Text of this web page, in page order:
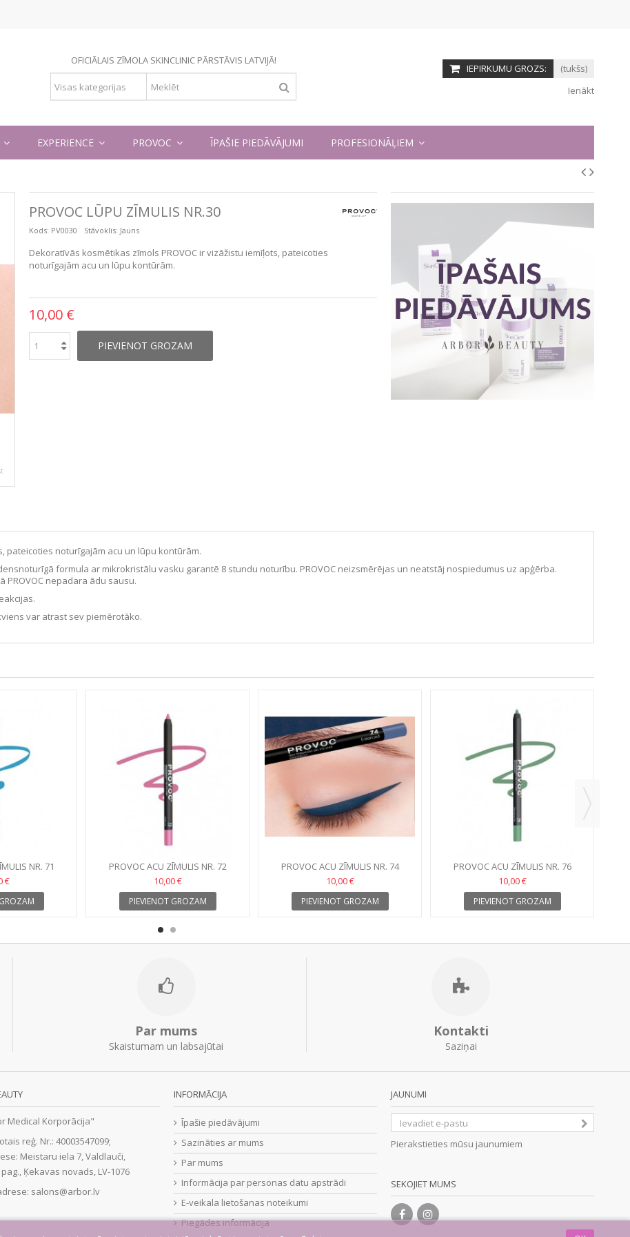
OFICIĀLAIS ZĪMOLA SKINCLINIC PĀRSTĀVIS LATVIJĀ!
IEPIRKUMU GROZS:
(tukšs)
Ienākt
EXPERIENCE PROVOC ĪPAŠIE PIEDĀVĀJUMI PROFESIONĀĻIEM
PROVOC LŪPU ZĪMULIS NR.30
Kods: PV0030 Stāvoklis: Jauns
Dekoratīvās kosmētikas zīmols PROVOC ir vizāžistu iemīļots, pateicoties
noturīgajām acu un lūpu kontūrām.
10,00 €
PIEVIENOT GROZAM
pateicoties noturīgajām acu un lūpu kontūrām.
formula ar mikrokristālu vasku garantē 8 stundu noturību. PROVOC neizsmērējas un neatstāj nospiedumus uz apģērba.
nepadara ādu sausu.
var atrast sev piemērotāko.
NR. 71
€
PROVOC ACU ZĪMULIS NR. 72
10,00 €
PIEVIENOT GROZAM
PROVOC ACU ZĪMULIS NR. 74
10,00 €
PIEVIENOT GROZAM
PROVOC ACU ZĪMULIS NR. 76
10,00 €
PIEVIENOT GROZAM
Par mums
Skaistumam un labsajūtai
Kontakti
Saziņai
Medical Korporācija"
reģ. Nr.: 40003547099;
Meistaru iela 7, Valdlauči,
Ķekavas novads, LV-1076
salons@arbor.lv
INFORMĀCIJA
Īpašie piedāvājumi
Sazināties ar mums
Par mums
Informācija par personas datu apstrādi
E-veikala lietošanas noteikumi
Piegādes informācija
JAUNUMI
Pierakstieties mūsu jaunumiem
SEKOJIET MUMS